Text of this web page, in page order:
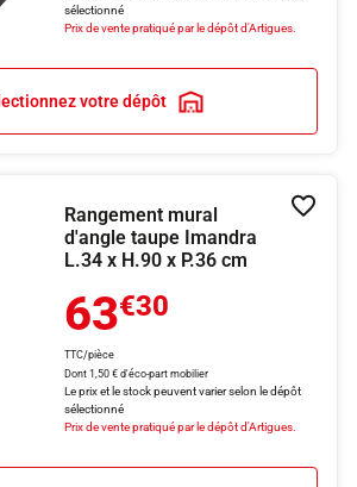
sélectionné
Prix de vente pratiqué par le dépôt d'Artigues.
votre dépôt
Rangement mural
d'angle taupe Imandra
L.34 x H.90 x P.36 cm
63€30
TTC/pièce
Dont 1,50 € d'éco-part mobilier
Le prix et le stock peuvent varier selon le dépôt
sélectionné
Prix de vente pratiqué par le dépôt d'Artigues.